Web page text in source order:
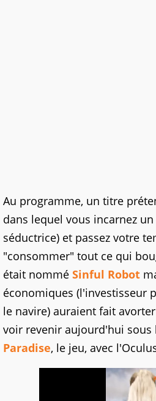
Au programme, un titre
dans lequel vous incarnez
séductrice) et passez votre
"consommer" tout ce qui
était nommé Sinful Robot
économiques (l'investisseur
le navire) auraient fait
voir revenir aujourd'hui sous
Paradise, le jeu, avec